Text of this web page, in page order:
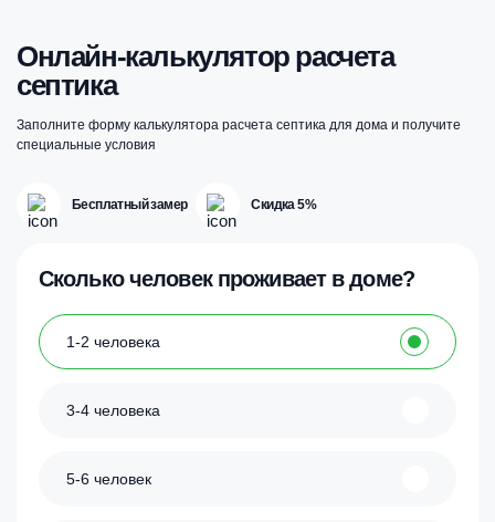
Онлайн-калькулятор расчета
септика
Заполните форму калькулятора расчета септика для дома и получите
специальные условия
Бесплатный замер Скидка 5%
Сколько человек проживает в доме?
1-2 человека
3-4 человека
5-6 человек